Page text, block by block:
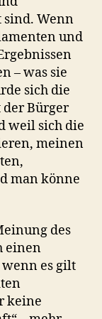
Wenn
und
– was sie
sich die
Bürger
weil sich die
meinen
man könne
des
einen
es gilt
keine